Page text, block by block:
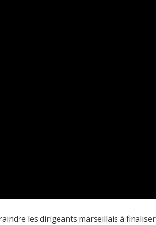
les dirigeants marseillais à finaliser